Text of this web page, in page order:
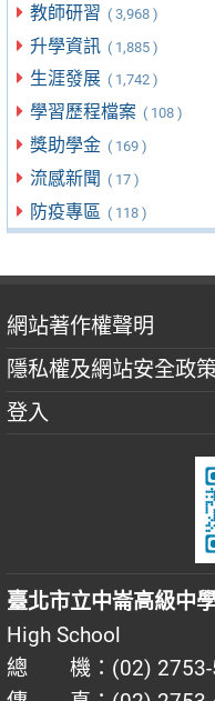
教師研習 ( 3,968 )
升學資訊 ( 1,885 )
生涯發展 ( 1,742 )
學習歷程檔案 ( 108 )
獎助學金 ( 169 )
流感新聞 ( 17 )
防疫專區 ( 118 )
網站著作權聲明
隱私權及網站安全政
登入
臺北市立中崙高級中
High School
總 機：(02) 2753-